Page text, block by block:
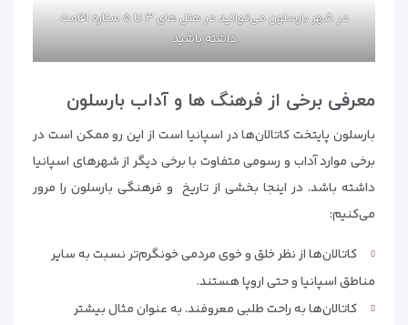
در شهر بارسلون می‌توانید در هتل های ۳ تا ۵ ستاره اقامت
داشته باشید
معرفی برخی از فرهنگ ها و آداب بارسلون
بارسلون پایتخت کاتالان‌ها در اسپانیا است از این رو ممکن است در
برخی موارد آداب و رسومی متفاوت با برخی دیگر از شهرهای اسپانیا
داشته باشد. در اینجا بخشی از تاریخ و فرهنگی بارسلون را مرور
می‌کنیم:
کاتالان‌ها از نظر خلق و خوی مردمی خونگرم‌تر نسبت به سایر
مناطق اسپانیا و حتی اروپا هستند.
کاتالان‌ها به راحت طلبی معروفند. به عنوان مثال بیشتر